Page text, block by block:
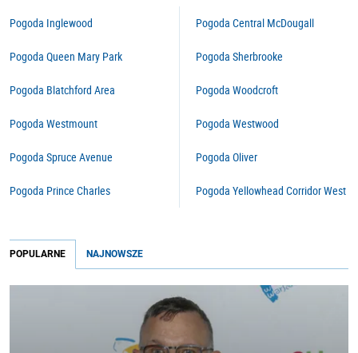
Pogoda Inglewood
Pogoda Queen Mary Park
Pogoda Blatchford Area
Pogoda Westmount
Pogoda Spruce Avenue
Pogoda Prince Charles
Pogoda Central McDougall
Pogoda Sherbrooke
Pogoda Woodcroft
Pogoda Westwood
Pogoda Oliver
Pogoda Yellowhead Corridor West
POPULARNE NAJNOWSZE